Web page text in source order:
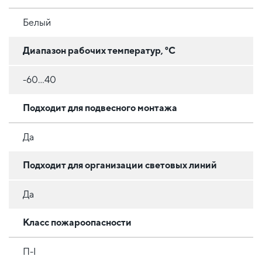
Белый
Диапазон рабочих температур, °C
-60...40
Подходит для подвесного монтажа
Да
Подходит для организации световых линий
Да
Класс пожароопасности
П-І